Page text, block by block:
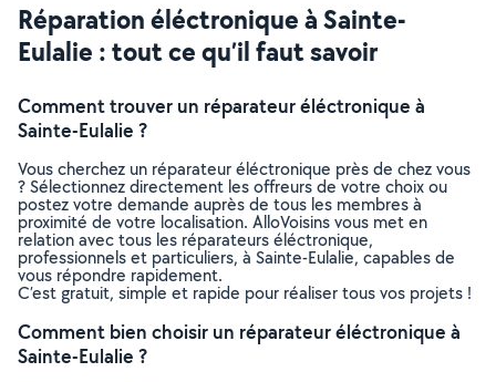
Réparation éléctronique à Sainte-
Eulalie : tout ce qu’il faut savoir
Comment trouver un réparateur éléctronique à
Sainte-Eulalie ?
Vous cherchez un réparateur éléctronique près de chez vous
? Sélectionnez directement les offreurs de votre choix ou
postez votre demande auprès de tous les membres à
proximité de votre localisation. AlloVoisins vous met en
relation avec tous les réparateurs éléctronique,
professionnels et particuliers, à Sainte-Eulalie, capables de
vous répondre rapidement.
C’est gratuit, simple et rapide pour réaliser tous vos projets !
Comment bien choisir un réparateur éléctronique à
Sainte-Eulalie ?